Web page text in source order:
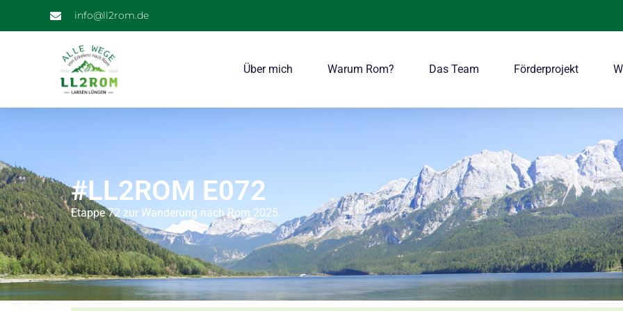
info@ll2rom.de
Über mich Warum Rom? Das Team Förderprojekt
Über mich Warum Rom?
#LL2ROM E072
Etappe 72 zur Wanderung nach Rom 2025.